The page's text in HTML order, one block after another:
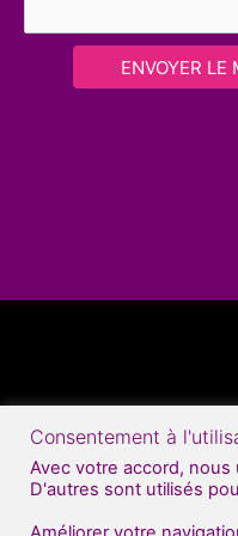
ENVOYER LE
Consentement à
Avec votre accord,
D'autres sont utilisés